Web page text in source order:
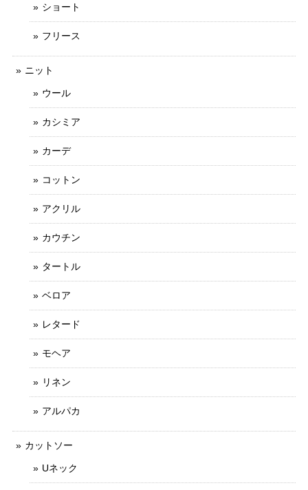
ショート
フリース
ニット
ウール
カシミア
カーデ
コットン
アクリル
カウチン
タートル
ベロア
レタード
モヘア
リネン
アルパカ
カットソー
Uネック